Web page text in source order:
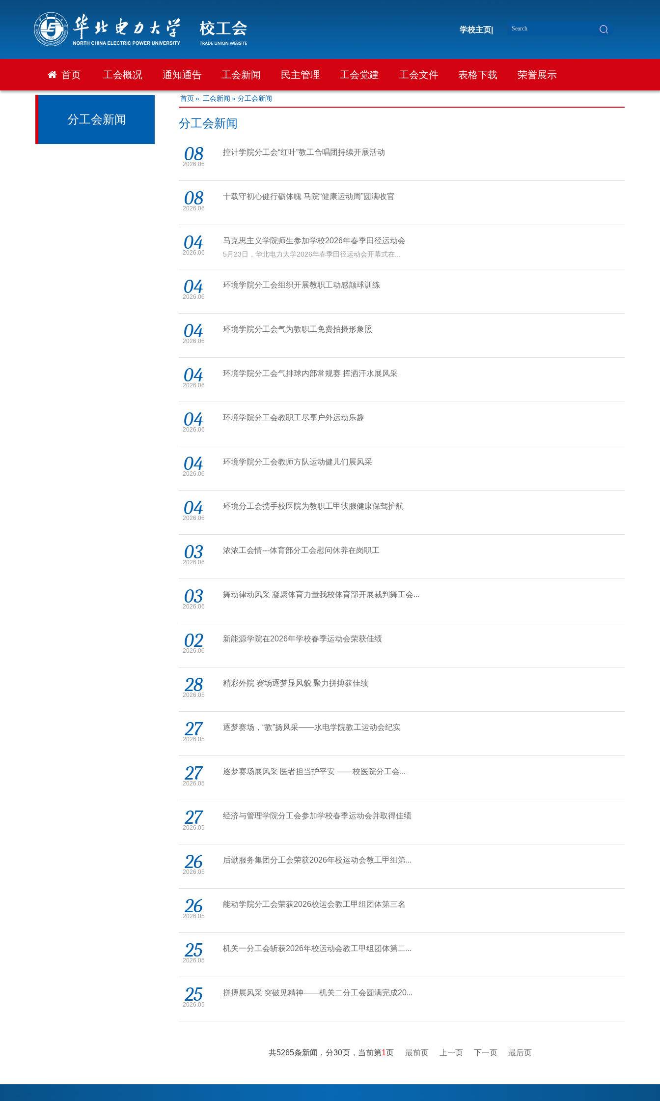
学校主页|
首页 工会概况 通知通告 工会新闻 民主管理 工会党建 工会文件 表格下载 荣誉展示
分工会新闻
首页» 工会新闻 » 分工会新闻
分工会新闻
08
2026.06
控计学院分工会“红叶”教工合唱团持续开展活动
08
2026.06
十载守初心健行砺体魄 马院“健康运动周”圆满收官
04
2026.06
马克思主义学院师生参加学校2026年春季田径运动会
5月23日，华北电力大学2026年春季田径运动会开幕式在...
04
2026.06
环境学院分工会组织开展教职工动感颠球训练
04
2026.06
环境学院分工会气为教职工免费拍摄形象照
04
2026.06
环境学院分工会气排球内部常规赛 挥洒汗水展风采
04
2026.06
环境学院分工会教职工尽享户外运动乐趣
04
2026.06
环境学院分工会教师方队运动健儿们展风采
04
2026.06
环境分工会携手校医院为教职工甲状腺健康保驾护航
03
2026.06
浓浓工会情---体育部分工会慰问休养在岗职工
03
2026.06
舞动律动风采 凝聚体育力量我校体育部开展裁判舞工会...
02
2026.06
新能源学院在2026年学校春季运动会荣获佳绩
28
2026.05
精彩外院 赛场逐梦显风貌 聚力拼搏获佳绩
27
2026.05
逐梦赛场，“教”扬风采——水电学院教工运动会纪实
27
2026.05
逐梦赛场展风采 医者担当护平安 ——校医院分工会...
27
2026.05
经济与管理学院分工会参加学校春季运动会并取得佳绩
26
2026.05
后勤服务集团分工会荣获2026年校运动会教工甲组第...
26
2026.05
能动学院分工会荣获2026校运会教工甲组团体第三名
25
2026.05
机关一分工会斩获2026年校运动会教工甲组团体第二...
25
2026.05
拼搏展风采 突破见精神——机关二分工会圆满完成20...
共5265条新闻，分30页，当前第1页 最前页 上一页 下一页 最后页